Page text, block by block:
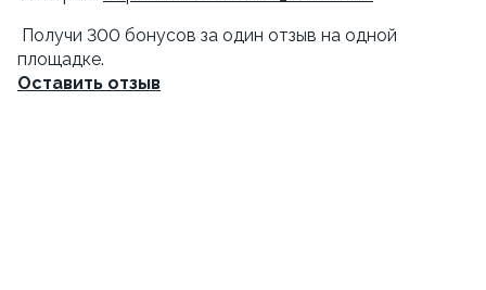
Получи 300 бонусов за один отзыв на одной
площадке.
Оставить отзыв